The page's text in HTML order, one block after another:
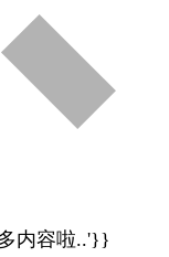
内容啦..'}}